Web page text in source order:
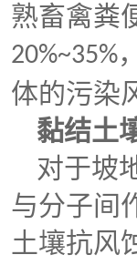
熟畜禽粪
20%~35%
体的污染
黏结土
对于坡
与分子间
土壤抗风